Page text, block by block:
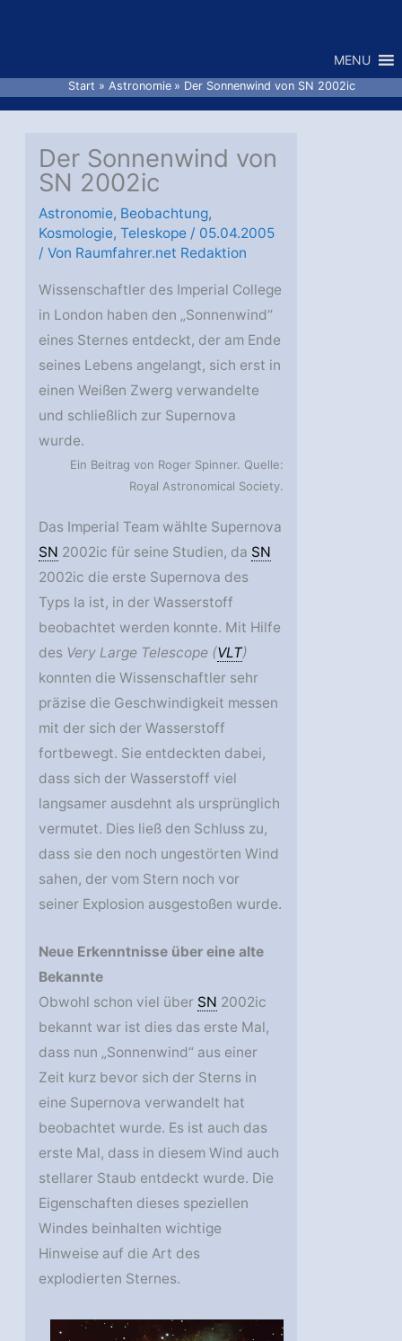
MENU
Start Astronomie Der Sonnenwind von SN 2002ic
Der Sonnenwind von
SN 2002ic
Astronomie, Beobachtung,
Kosmologie,Teleskope / 05.04.2005
/ Von Raumfahrer.net Redaktion
Wissenschaftler des Imperial College
in London haben den „Sonnenwind“
eines Sternes entdeckt, der am Ende
seines Lebens angelangt, sich erst in
einen Weißen Zwerg verwandelte
und schließlich zur Supernova
wurde.
Ein Beitrag von Roger Spinner. Quelle:
Royal Astronomical Society.
Das Imperial Team wählte Supernova
SN 2002ic für seine Studien, da SN
2002ic die erste Supernova des
Typs Ia ist, in der Wasserstoff
beobachtet werden konnte. Mit Hilfe
des Very Large Telescope (VLT)
konnten die Wissenschaftler sehr
präzise die Geschwindigkeit messen
mit der sich der Wasserstoff
fortbewegt. Sie entdeckten dabei,
dass sich der Wasserstoff viel
langsamer ausdehnt als ursprünglich
vermutet. Dies ließ den Schluss zu,
dass sie den noch ungestörten Wind
sahen, der vom Stern noch vor
seiner Explosion ausgestoßen wurde.
Neue Erkenntnisse über eine alte
Bekannte
Obwohl schon viel über SN 2002ic
bekannt war ist dies das erste Mal,
dass nun „Sonnenwind“ aus einer
Zeit kurz bevor sich der Sterns in
eine Supernova verwandelt hat
beobachtet wurde. Es ist auch das
erste Mal, dass in diesem Wind auch
stellarer Staub entdeckt wurde. Die
Eigenschaften dieses speziellen
Windes beinhalten wichtige
Hinweise auf die Art des
explodierten Sternes.